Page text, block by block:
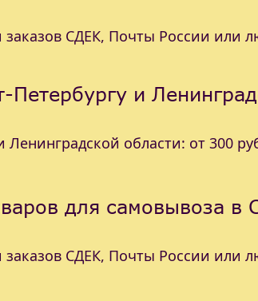
СДЕК, Почты России или
Петербургу и
Ленинградской области: от 300
для самовывоза в
СДЕК, Почты России или